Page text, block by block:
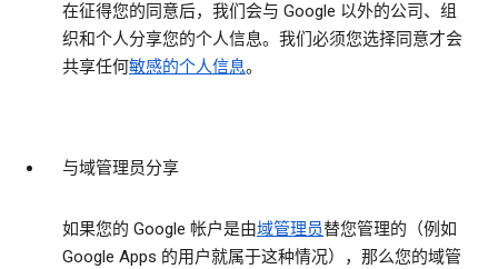
在征得您的同意后，我们会与 Google 以外的公司、组
织和个人分享您的个人信息。我们必须您选择同意才会
共享任何敏感的个人信息。
与域管理员分享
如果您的 Google 帐户是由域管理员替您管理的（例如
Google Apps 的用户就属于这种情况），那么您的域管